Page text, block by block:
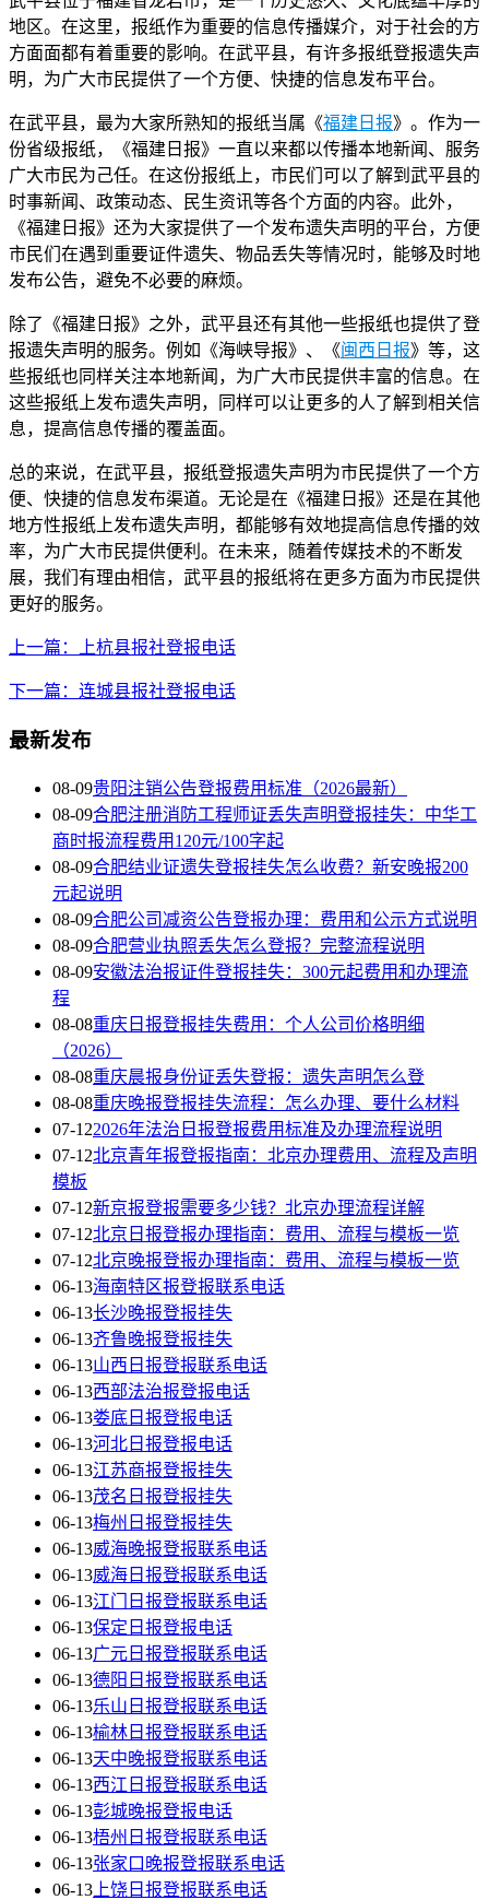
地区。在这里，报纸作为重要的信息传播媒介，对于社会的方
方面面都有着重要的影响。在武平县，有许多报纸登报遗失声
明，为广大市民提供了一个方便、快捷的信息发布平台。
在武平县，最为大家所熟知的报纸当属《福建日报》。作为一
份省级报纸，《福建日报》一直以来都以传播本地新闻、服务
广大市民为己任。在这份报纸上，市民们可以了解到武平县的
时事新闻、政策动态、民生资讯等各个方面的内容。此外，
《福建日报》还为大家提供了一个发布遗失声明的平台，方便
市民们在遇到重要证件遗失、物品丢失等情况时，能够及时地
发布公告，避免不必要的麻烦。
除了《福建日报》之外，武平县还有其他一些报纸也提供了登
报遗失声明的服务。例如《海峡导报》、《闽西日报》等，这
些报纸也同样关注本地新闻，为广大市民提供丰富的信息。在
这些报纸上发布遗失声明，同样可以让更多的人了解到相关信
息，提高信息传播的覆盖面。
总的来说，在武平县，报纸登报遗失声明为市民提供了一个方
便、快捷的信息发布渠道。无论是在《福建日报》还是在其他
地方性报纸上发布遗失声明，都能够有效地提高信息传播的效
率，为广大市民提供便利。在未来，随着传媒技术的不断发
展，我们有理由相信，武平县的报纸将在更多方面为市民提供
更好的服务。
上一篇：上杭县报社登报电话
下一篇：连城县报社登报电话
最新发布
08-09贵阳注销公告登报费用标准（2026最新）
08-09合肥注册消防工程师证丢失声明登报挂失：中华工
商时报流程费用120元/100字起
08-09合肥结业证遗失登报挂失怎么收费？新安晚报200
元起说明
08-09合肥公司减资公告登报办理：费用和公示方式说明
08-09合肥营业执照丢失怎么登报？完整流程说明
08-09安徽法治报证件登报挂失：300元起费用和办理流
程
08-08重庆日报登报挂失费用：个人公司价格明细
（2026）
08-08重庆晨报身份证丢失登报：遗失声明怎么登
08-08重庆晚报登报挂失流程：怎么办理、要什么材料
07-122026年法治日报登报费用标准及办理流程说明
07-12北京青年报登报指南：北京办理费用、流程及声明
模板
07-12新京报登报需要多少钱？北京办理流程详解
07-12北京日报登报办理指南：费用、流程与模板一览
07-12北京晚报登报办理指南：费用、流程与模板一览
06-13海南特区报登报联系电话
06-13长沙晚报登报挂失
06-13齐鲁晚报登报挂失
06-13山西日报登报联系电话
06-13西部法治报登报电话
06-13娄底日报登报电话
06-13河北日报登报电话
06-13江苏商报登报挂失
06-13茂名日报登报挂失
06-13梅州日报登报挂失
06-13威海晚报登报联系电话
06-13威海日报登报联系电话
06-13江门日报登报联系电话
06-13保定日报登报电话
06-13广元日报登报联系电话
06-13德阳日报登报联系电话
06-13乐山日报登报联系电话
06-13榆林日报登报联系电话
06-13天中晚报登报联系电话
06-13西江日报登报联系电话
06-13彭城晚报登报电话
06-13梧州日报登报联系电话
06-13张家口晚报登报联系电话
06-13 上饶日报登报联系电话